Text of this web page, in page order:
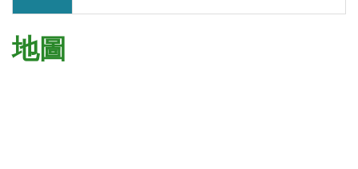
地圖